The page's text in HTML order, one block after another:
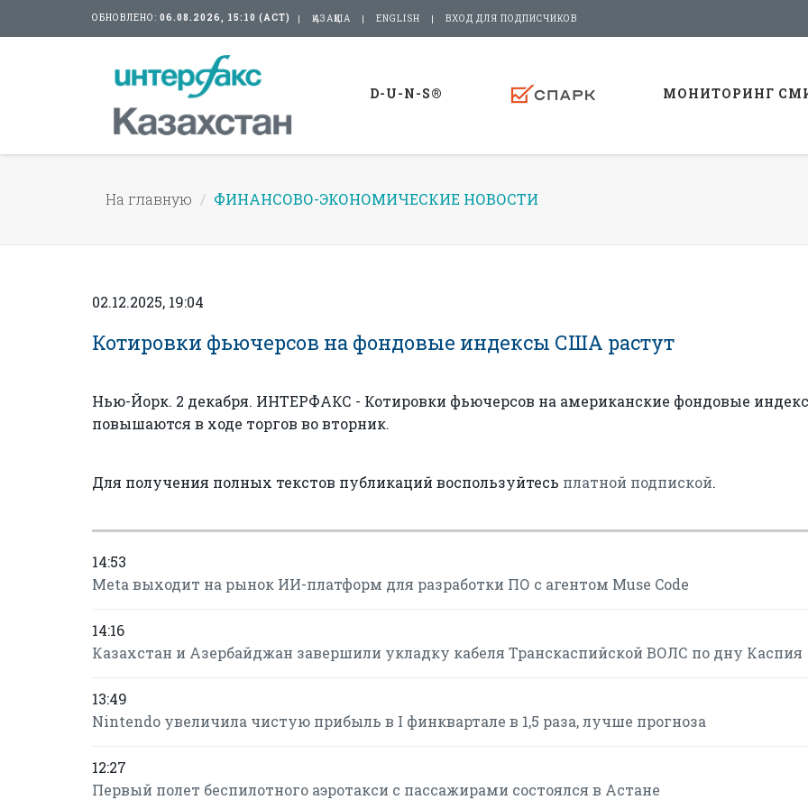
ОБНОВЛЕНО: 06.08.2026, 15:10 (АСТ) ҚАЗАҚША ENGLISH ВХОД ДЛЯ ПОДПИСЧИКОВ
D-U-N-S® МОНИТОРИНГ
На главную ФИНАНСОВО-ЭКОНОМИЧЕСКИЕ НОВОСТИ
02.12.2025, 19:04
Котировки фьючерсов на фондовые индексы США растут
Нью-Йорк. 2 декабря. ИНТЕРФАКС - Котировки фьючерсов на американские фондовые
повышаются в ходе торгов во вторник.
Для получения полных текстов публикаций воспользуйтесь платной подпиской.
14:53
Meta выходит на рынок ИИ-платформ для разработки ПО с агентом Muse Code
14:16
Казахстан и Азербайджан завершили укладку кабеля Транскаспийской ВОЛС по дну Каспия
13:49
Nintendo увеличила чистую прибыль в I финквартале в 1,5 раза, лучше прогноза
12:27
Первый полет беспилотного аэротакси с пассажирами состоялся в Астане